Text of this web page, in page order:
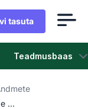
tasuta
Teadmusbaas
...